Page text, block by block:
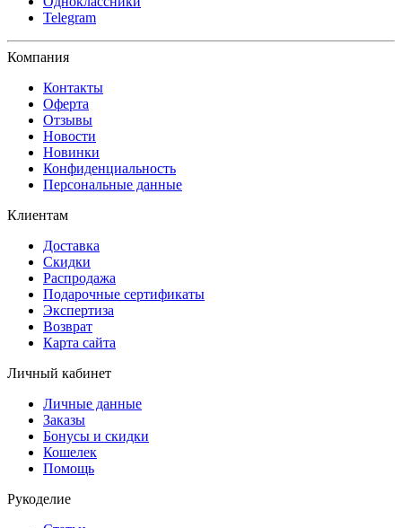
Telegram
Компания
Контакты
Оферта
Отзывы
Новости
Новинки
Конфиденциальность
Персональные данные
Клиентам
Доставка
Скидки
Распродажа
Подарочные сертификаты
Экспертиза
Возврат
Карта сайта
Личный кабинет
Личные данные
Заказы
Бонусы и скидки
Кошелек
Помощь
Рукоделие